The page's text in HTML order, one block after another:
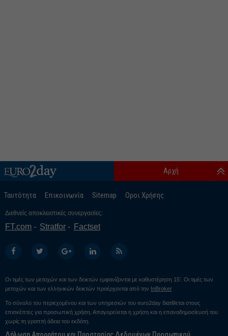
Ταυτότητα Επικοινωνία Sitemap Οροι Χρήσης
Αρχή
Διεθνείς αποκλειστικές συνεργασίες:
FT.com Stratfor Factset
Οι τιμές των μετοχών και των δεικτών εμφανίζονται με καθυστέρηση 15’. Οι τιμές των
μετοχών και των ελληνικών δεικτών προέρχονται από την InBroker
Το σύνολο του περιεχομένου και των υπηρεσιών του euro2day διατίθεται στους
επισκέπτες για προσωπική χρήση. Απαγορεύεται η χρήση και η επαναδημοσίευσή του
χωρίς τη γραπτή άδεια του εκδότη.